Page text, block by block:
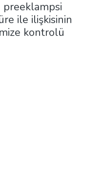
ile ilişkisinin
kontrolü